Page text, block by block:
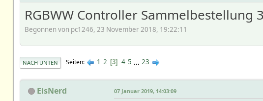
RGBWW Controller Sammelbestellung
Begonnen von pc1246, 23 November 2018, 19:22:11
NACH UNTEN Seiten 1 2 3 4 5 ... 23
EisNerd 07 Januar 2019, 14:03:09